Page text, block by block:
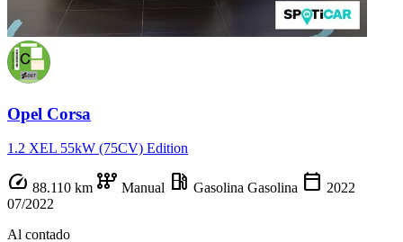
Opel Corsa
1.2 XEL 55kW (75CV) Edition
speed 88.110 km auto_transmission Manual local_gas_station Gasolina Gasolina calendar_today 2022
07/2022
Al contado